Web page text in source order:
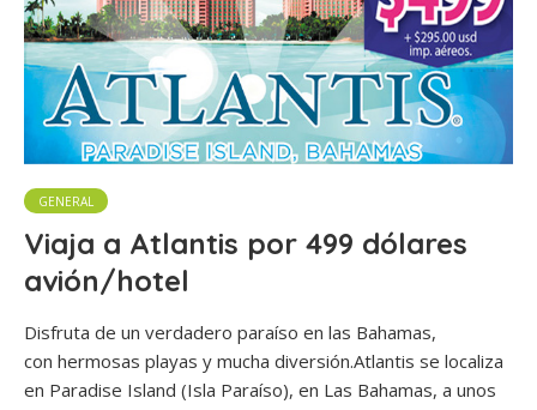
GENERAL
Viaja a Atlantis por 499 dólares
avión/hotel
Disfruta de un verdadero paraíso en las Bahamas,
con hermosas playas y mucha diversión.Atlantis se localiza
en Paradise Island (Isla Paraíso), en Las Bahamas, a unos